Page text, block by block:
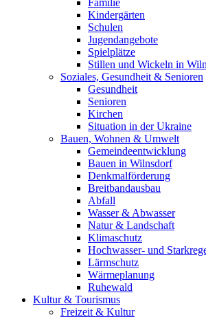
Familie
Kindergärten
Schulen
Jugendangebote
Spielplätze
Stillen und Wickeln in
Soziales, Gesundheit & Senioren
Gesundheit
Senioren
Kirchen
Situation in der Ukraine
Bauen, Wohnen & Umwelt
Gemeindeentwicklung
Bauen in Wilnsdorf
Denkmalförderung
Breitbandausbau
Abfall
Wasser & Abwasser
Natur & Landschaft
Klimaschutz
Hochwasser- und
Lärmschutz
Wärmeplanung
Ruhewald
Kultur & Tourismus
Freizeit & Kultur